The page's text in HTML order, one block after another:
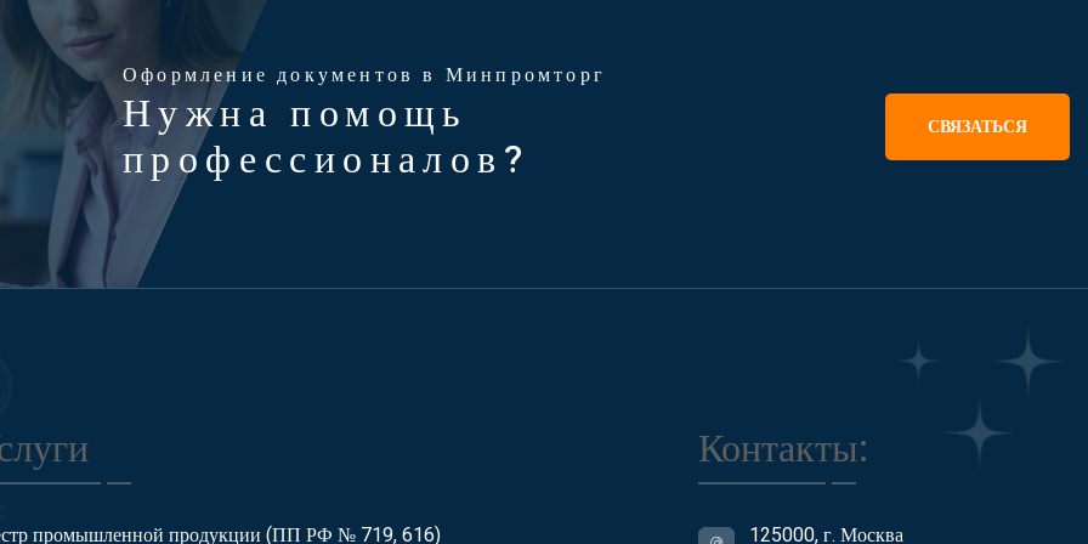
Оформление документов в Минпромторг
Нужна помощь
профессионалов?
СВЯЗАТЬСЯ
промышленной продукции (ПП РФ № 719, 616)
Контакты:
125000, г. Москва